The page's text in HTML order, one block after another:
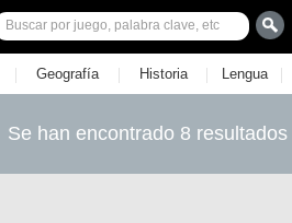
| Geografía | Historia | Lengua |
Se han encontrado 8